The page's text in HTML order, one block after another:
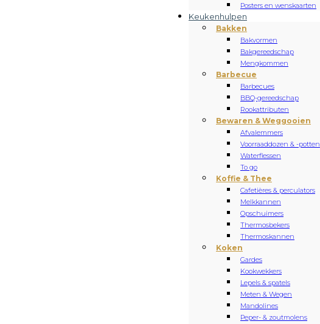
Posters en wenskaarten
Keukenhulpen
Bakken
Bakvormen
Bakgereedschap
Mengkommen
Barbecue
Barbecues
BBQ-gereedschap
Rookattributen
Bewaren & Weggooien
Afvalemmers
Voorraaddozen & -potten
Waterflessen
To go
Koffie & Thee
Cafetières & perculators
Melkkannen
Opschuimers
Thermosbekers
Thermoskannen
Koken
Gardes
Kookwekkers
Lepels & spatels
Meten & Wegen
Mandolines
Peper- & zoutmolens